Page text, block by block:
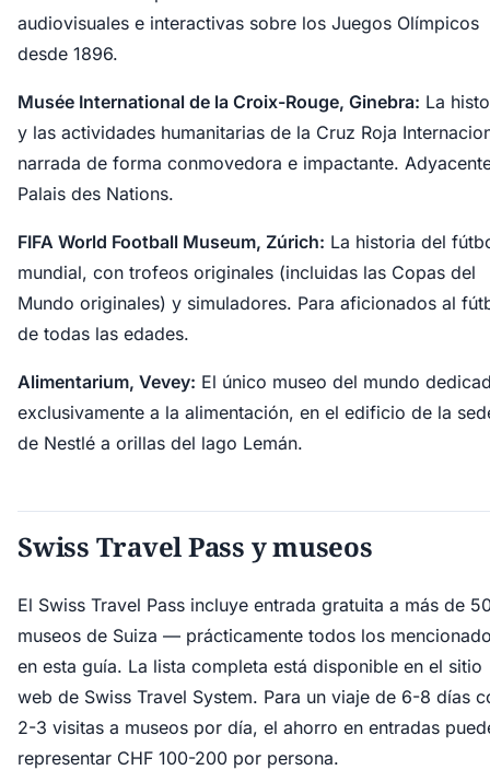
audiovisuales e interactivas sobre los Juegos Olímpicos
desde 1896.
Musée International de la Croix-Rouge, Ginebra: La
y las actividades humanitarias de la Cruz Roja
narrada de forma conmovedora e impactante.
Palais des Nations.
FIFA World Football Museum, Zúrich: La historia del
mundial, con trofeos originales (incluidas las Copas del
Mundo originales) y simuladores. Para aficionados al
de todas las edades.
Alimentarium, Vevey: El único museo del mundo
exclusivamente a la alimentación, en el edificio de la
de Nestlé a orillas del lago Lemán.
Swiss Travel Pass y museos
El Swiss Travel Pass incluye entrada gratuita a más de
museos de Suiza — prácticamente todos los
en esta guía. La lista completa está disponible en el sitio
web de Swiss Travel System. Para un viaje de 6-8 días
2-3 visitas a museos por día, el ahorro en entradas
representar CHF 100-200 por persona.